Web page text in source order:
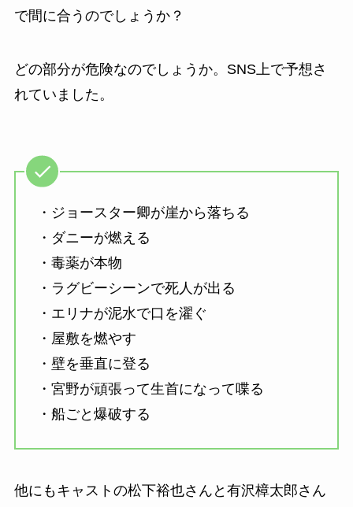
で間に合うのでしょうか？
どの部分が危険なのでしょうか。SNS上で予想さ
れていました。
・ジョースター卿が崖から落ちる
・ダニーが燃える
・毒薬が本物
・ラグビーシーンで死人が出る
・エリナが泥水で口を濯ぐ
・屋敷を燃やす
・壁を垂直に登る
・宮野が頑張って生首になって喋る
・船ごと爆破する
他にもキャストの松下裕也さんと有沢樟太郎さん